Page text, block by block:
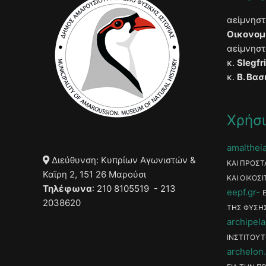
Διεύθυνση: Κυπρίων Αγωνιστών &
Καϊρη 2, 151 26 Μαρούσι
Τηλέφωνα: 210 8105519 - 213
2038620
κ.
κ. Β.
ΚΑΙ
ΚΑΙ
eepf.gr
ΤΗΣ